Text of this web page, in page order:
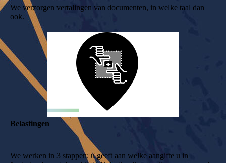
We verzorgen vertalingen van documenten, in welke taal dan
ook.
Belastingen
We werken in 3 stappen; u geeft aan welke aangifte u in